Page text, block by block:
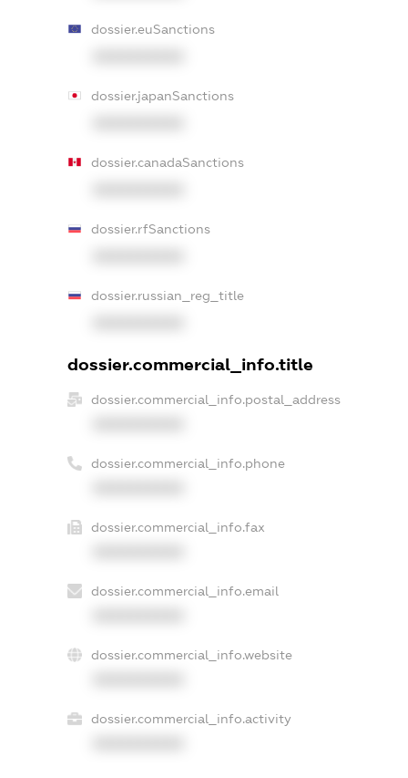
dossier.euSanctions
dossier.japanSanctions
dossier.canadaSanctions
dossier.rfSanctions
dossier.russian_reg_title
dossier.commercial_info.title
dossier.commercial_info.postal_address
dossier.commercial_info.phone
dossier.commercial_info.fax
dossier.commercial_info.email
dossier.commercial_info.website
dossier.commercial_info.activity